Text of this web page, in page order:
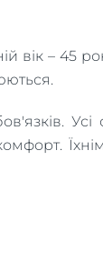
вік – 45
Усі